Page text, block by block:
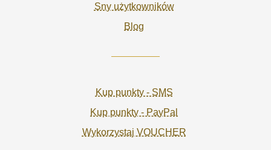
Sny użytkowników
Blog
Kup punkty - SMS
Kup punkty - PayPal
Wykorzystaj VOUCHER